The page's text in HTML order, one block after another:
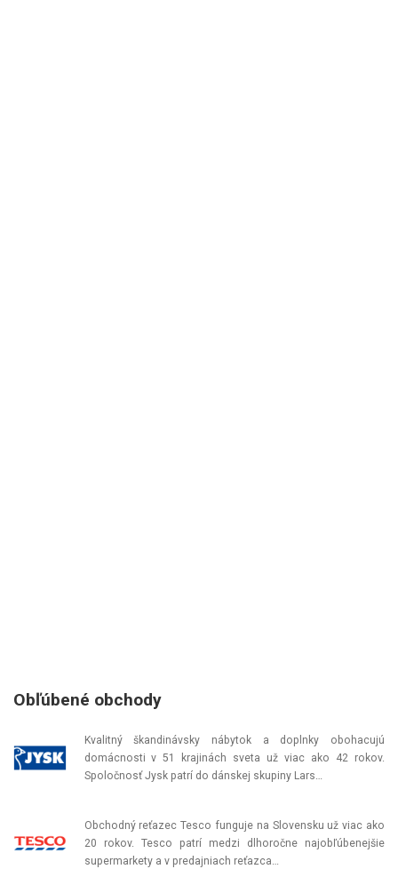
Obľúbené obchody
Kvalitný škandinávsky nábytok a doplnky obohacujú
domácnosti v 51 krajinách sveta už viac ako 42 rokov.
Spoločnosť Jysk patrí do dánskej skupiny Lars…
Obchodný reťazec Tesco funguje na Slovensku už viac ako
20 rokov. Tesco patrí medzi dlhoročne najobľúbenejšie
supermarkety a v predajniach reťazca…